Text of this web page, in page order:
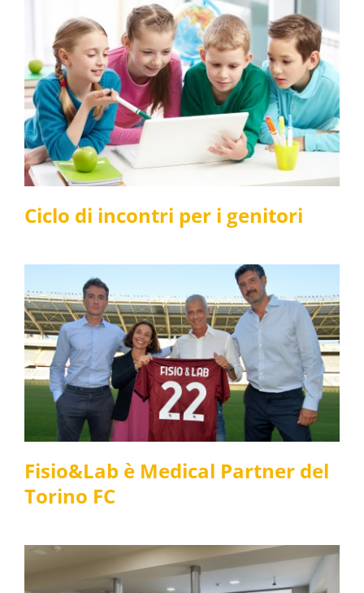
Ciclo di incontri per i
genitori
News e media
Ciclo di incontri per i genitori
Fisio&Lab è Medical
Partner del Torino FC
Fisioterapia News e media
Fisio&Lab è Medical Partner del
Torino FC